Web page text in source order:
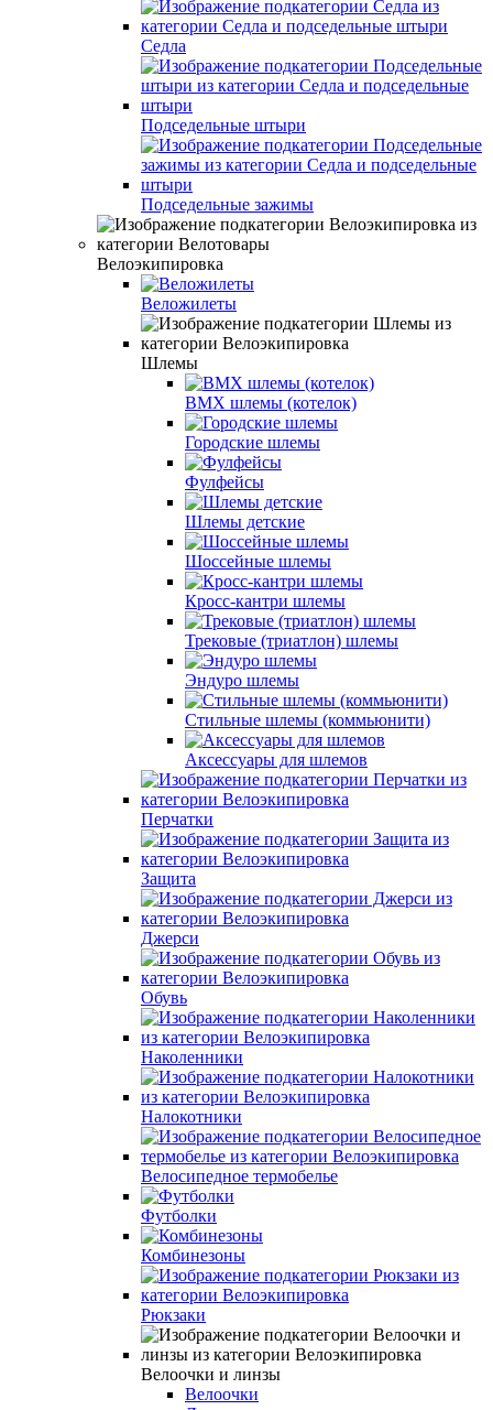
Седла
Подседельные штыри
Подседельные зажимы
Велоэкипировка
Веложилеты
Шлемы
BMX шлемы (котелок)
Городские шлемы
Фулфейсы
Шлемы детские
Шоссейные шлемы
Кросс-кантри шлемы
Трековые (триатлон) шлемы
Эндуро шлемы
Стильные шлемы (коммьюнити)
Аксессуары для шлемов
Перчатки
Защита
Джерси
Обувь
Наколенники
Налокотники
Велосипедное термобелье
Футболки
Комбинезоны
Рюкзаки
Велоочки и линзы
Велоочки